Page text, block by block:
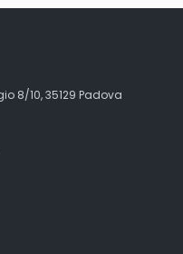
8/10, 35129 Padova